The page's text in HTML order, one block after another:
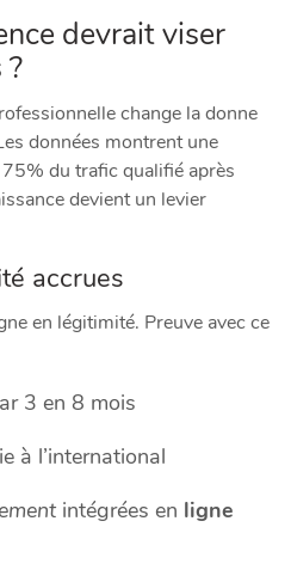
devrait viser
change la donne
données montrent une
du trafic qualifié après
devient un levier
accrues
en légitimité. Preuve avec ce
3 en 8 mois
à l’international
intégrées en ligne